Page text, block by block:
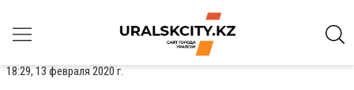
18:29, 13 февраля 2020 г.